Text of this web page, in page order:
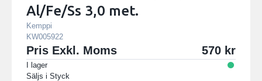
Al/Fe/Ss 3,0 met.
Kemppi
KW005922
Pris Exkl. Moms 570
I lager
Säljs i Styck